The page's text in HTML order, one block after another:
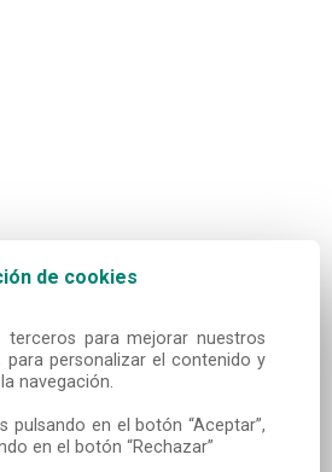
de cookies
para mejorar nuestros
personalizar el contenido y
navegación.
pulsando en el botón “Aceptar”,
en el botón “Rechazar”